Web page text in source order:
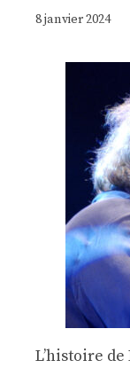
8 janvier 2024
Lʼhistoire